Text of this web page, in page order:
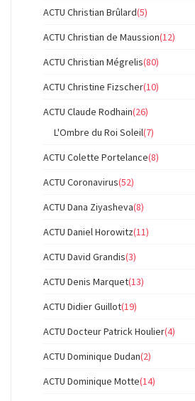
ACTU Christian Brûlard(5)
ACTU Christian de Maussion(12)
ACTU Christian Mégrelis(80)
ACTU Christine Fizscher(10)
ACTU Claude Rodhain(26)
L'Ombre du Roi Soleil(7)
ACTU Colette Portelance(8)
ACTU Coronavirus(52)
ACTU Dana Ziyasheva(8)
ACTU Daniel Horowitz(11)
ACTU David Grandis(3)
ACTU Denis Marquet(13)
ACTU Didier Guillot(19)
ACTU Docteur Patrick Houlier(4)
ACTU Dominique Dudan(2)
ACTU Dominique Motte(14)